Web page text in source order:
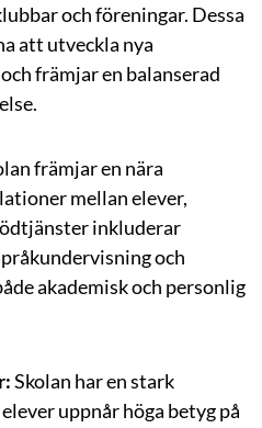
och föreningar. Dessa
att utveckla nya
främjar en balanserad
främjar en nära
mellan elever,
inkluderar
och
akademisk och personlig
Skolan har en stark
uppnår höga betyg på